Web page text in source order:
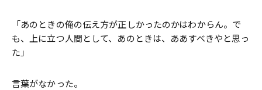
「あのときの俺の伝え方が正しかったのかはわからん。で
も、上に立つ人間として、あのときは、ああすべきやと思っ
た」
言葉がなかった。